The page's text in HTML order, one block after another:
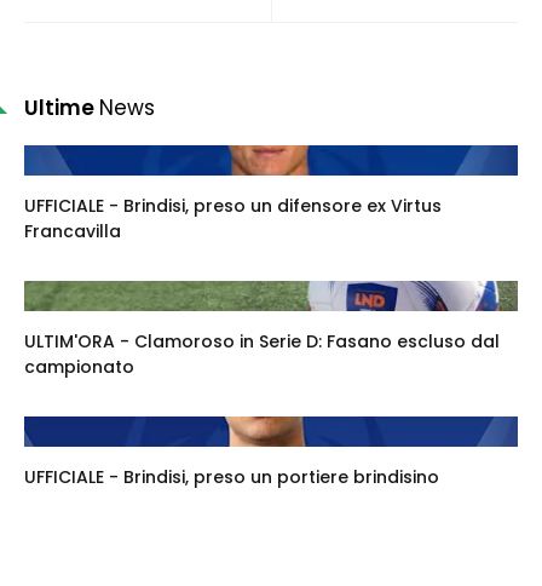
Ultime News
UFFICIALE - Brindisi, preso un difensore ex Virtus
Francavilla
ULTIM'ORA - Clamoroso in Serie D: Fasano escluso dal
campionato
UFFICIALE - Brindisi, preso un portiere brindisino